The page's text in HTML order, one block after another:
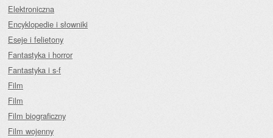
Elektroniczna
Encyklopedie i słowniki
Eseje i felietony
Fantastyka i horror
Fantastyka i s-f
Film
Film
Film biograficzny
Film wojenny